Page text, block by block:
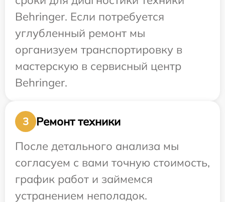
Behringer. Если потребуется
углубленный ремонт мы
организуем транспортировку в
мастерскую в сервисный центр
Behringer.
3
Ремонт техники
После детального анализа мы
согласуем с вами точную стоимость,
график работ и займемся
устранением неполадок.